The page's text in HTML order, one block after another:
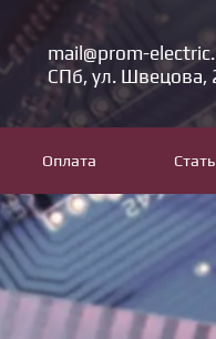
mail@prom-
СПб, ул. Швецова,
Оплата